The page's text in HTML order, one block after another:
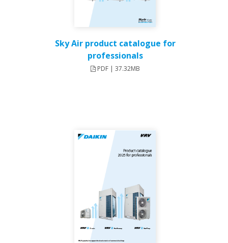
Sky Air product catalogue for
professionals
PDF | 37.32MB